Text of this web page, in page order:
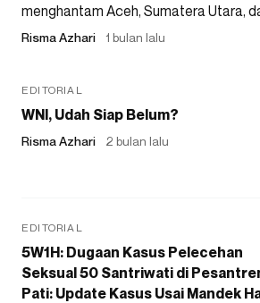
menghantam Aceh, Sumatera Utara,
Risma Azhari 1 bulan lalu
EDITORIAL
WNI, Udah Siap Belum?
Risma Azhari 2 bulan lalu
EDITORIAL
5W1H: Dugaan Kasus Pelecehan
Seksual 50 Santriwati di
Pati: Update Kasus Usai Mandek